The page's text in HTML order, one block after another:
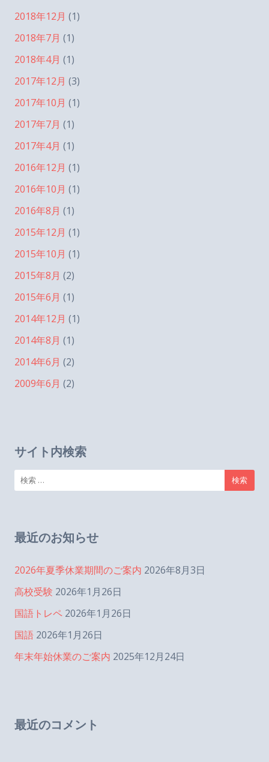
2018年12月 (1)
2018年7月 (1)
2018年4月 (1)
2017年12月 (3)
2017年10月 (1)
2017年7月 (1)
2017年4月 (1)
2016年12月 (1)
2016年10月 (1)
2016年8月 (1)
2015年12月 (1)
2015年10月 (1)
2015年8月 (2)
2015年6月 (1)
2014年12月 (1)
2014年8月 (1)
2014年6月 (2)
2009年6月 (2)
サイト内検索
検
索:
最近のお知らせ
2026年夏季休業期間のご案内 2026年8月3日
高校受験 2026年1月26日
国語トレペ 2026年1月26日
国語 2026年1月26日
年末年始休業のご案内 2025年12月24日
最近のコメント